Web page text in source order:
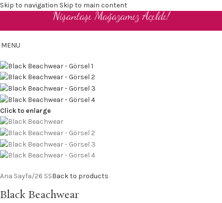
Skip to navigation Skip to main content
Nişantaşı Mağazamız Açıldı!
MENU
Click to enlarge
Ana Sayfa/26 SSBack to products
Black Beachwear
TR